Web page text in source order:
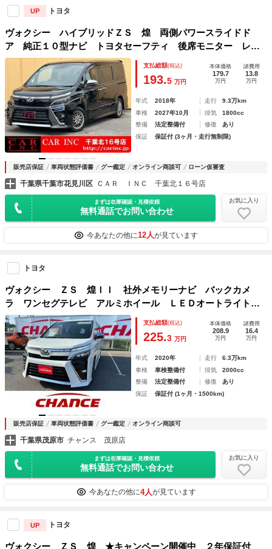
UP トヨタ
ヴォクシー ハイブリッドＺＳ 煌 両側パワースライドド
ア 純正１０型ナビ トヨタセーフティ 後席モニター レー
ンアシスト クルコン 衝突軽減 バックカメラ シートヒー
ター ビルトインＥＴＣ２．０ ステアスイッチ オートハイ
ビーム
支払総額(税込)
193.5 万円
本体価格
179.7
万円
諸費用
13.8
万円
年式 2018年 走行
9.3万km
車検
2027年10月 排気
1800cc
整備
法定整備付 修復
あり
保証
保証付 (3ヶ月・走行無制限)
販売店保証 車両状態評価書 グー鑑定 オンライン商談可 ローン仮審査
千葉県千葉市花見川区 ＣＡＲ ＩＮＣ 千葉北１６号店
まずは在庫確認・見積依頼
無料通話でお問い合わせ
お気に入り
今あなたの他に12人が見ています
トヨタ
ヴォクシー ＺＳ 煌ＩＩ 社外メモリーナビ バックカメ
ラ ワンセグテレビ アルミホイール ＬＥＤオートライト
両側パワースライドドア フォグライト レーンアシスト 衝
突被害軽減システム アイドリングストップ
支払総額(税込)
225.3 万円
本体価格
208.9
万円
諸費用
16.4
万円
年式 2020年 走行
6.3万km
車検
車検整備付 排気
2000cc
整備
法定整備付 修復
あり
保証
保証付 (1ヶ月・1500km)
販売店保証 車両状態評価書 グー鑑定 オンライン商談可
千葉県茂原市 チャンス 茂原店
まずは在庫確認・見積依頼
無料通話でお問い合わせ
お気に入り
今あなたの他に4人が見ています
UP トヨタ
ヴォクシー ＺＳ 煌 ★キャンペーン開催中 ２年保証付